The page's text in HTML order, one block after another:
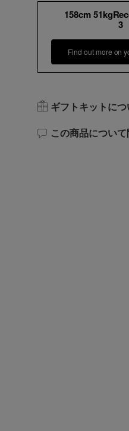
158cm
3
Find out more on
ギフトキットにつ
この商品につい